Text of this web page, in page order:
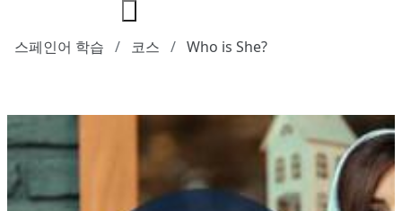
스페인어 학습 코스 Who is She?